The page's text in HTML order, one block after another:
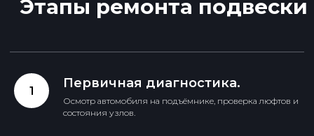
Первичная диагностика.
Осмотр автомобиля на подъёмнике, проверка люфтов и
состояния узлов.